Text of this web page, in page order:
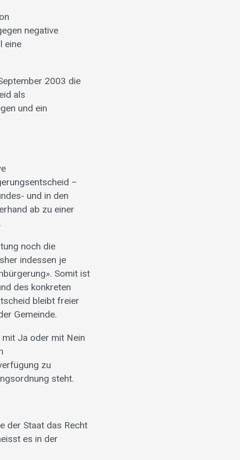
negative
eine
2003 die
als
und ein
–
und in den
ab zu einer
noch die
indessen je
Somit ist
des konkreten
bleibt freier
Gemeinde.
Ja oder mit Nein
zu
steht.
der Staat das Recht
es in der